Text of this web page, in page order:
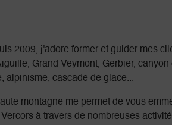
2009, j'adore former et guider mes
Grand Veymont, Gerbier,
alpinisme, cascade de glace...
montagne me permet de vous
à travers de nombreuses